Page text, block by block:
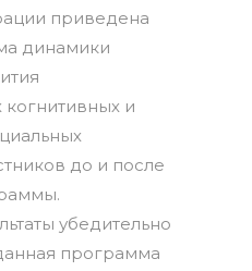
приведена
динамики
и
до и после
убедительно
программа